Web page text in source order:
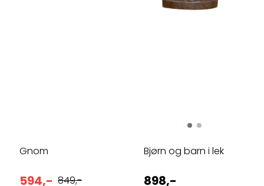
Gnom
594,- 849,-
Bjørn og barn i lek
898,-